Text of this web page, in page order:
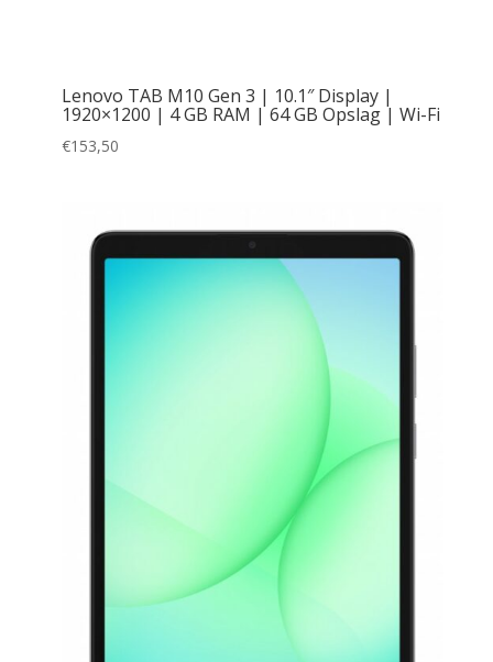
Lenovo TAB M10 Gen 3 | 10.1″ Display |
1920×1200 | 4 GB RAM | 64 GB Opslag | Wi-Fi
€153,50